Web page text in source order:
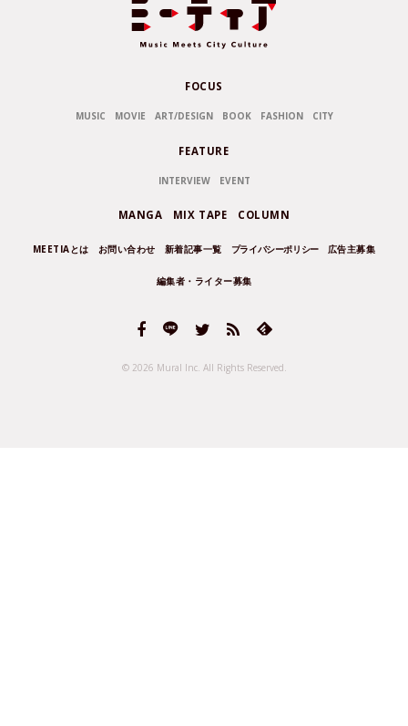
FOCUS
MUSIC MOVIE ART/DESIGN BOOK FASHION CITY
FEATURE
INTERVIEW EVENT
MANGA MIX TAPE COLUMN
MEETIAとは お問い合わせ 新着記事一覧 プライバシーポリシー 広告主募集
編集者・ライター募集
© 2026 Mural Inc. All Rights Reserved.